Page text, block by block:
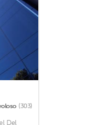
(303)
Del